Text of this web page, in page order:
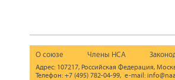
О союзе Члены НСА
Адрес: 107217, Российская Федерация,
Телефон: +7 (495) 782-04-99, e-mail: